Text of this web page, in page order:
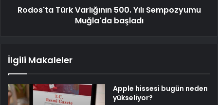
Rodos'ta Türk Varlığının 500. Yılı Sempozyumu
Muğla'da başladı
İlgili Makaleler
Apple hissesi bugün neden
yükseliyor?